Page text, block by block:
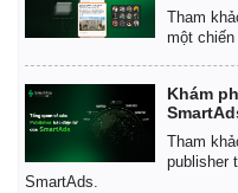
Tham
một
Khám
Tham
publisher
SmartAds.